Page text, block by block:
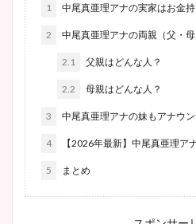
1 中尾真亜理アナの実家はお金持
2 中尾真亜理アナの両親（父・
2.1 父親はどんな人？
2.2 母親はどんな人？
3 中尾真亜理アナの妹もアナウン
4 【2026年最新】中尾真亜理ア
5 まとめ